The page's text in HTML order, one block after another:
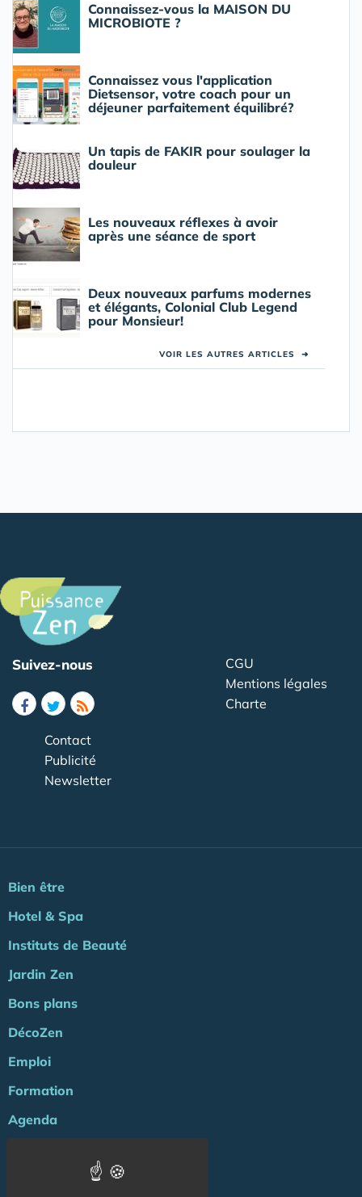
Connaissez-vous la MAISON DU
MICROBIOTE ?
Connaissez vous l'application
Dietsensor, votre coach pour un
déjeuner parfaitement équilibré?
Un tapis de FAKIR pour soulager la
douleur
Les nouveaux réflexes à avoir
après une séance de sport
Deux nouveaux parfums modernes
et élégants, Colonial Club Legend
pour Monsieur!
VOIR LES AUTRES ARTICLES ➜
Suivez-nous
CGU
Mentions légales
Charte
Contact
Publicité
Newsletter
Bien être
Hotel & Spa
Instituts de Beauté
Jardin Zen
Bons plans
DécoZen
Emploi
Formation
Agenda